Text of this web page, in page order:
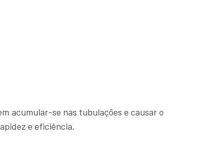
acumular-se nas tubulações e causar o
e eficiência.